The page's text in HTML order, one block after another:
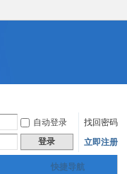
自动登录
找回密码
登录 立即注册
快捷导航